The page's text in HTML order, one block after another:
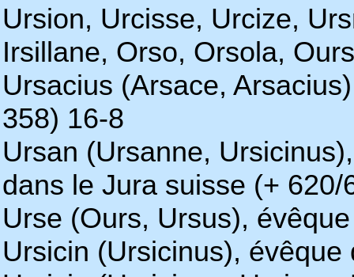
Ursion, Urcisse, Urcize,
Irsillane, Orso, Orsola,
Ursacius (Arsace,
358) 16-8
Ursan (Ursanne,
dans le Jura suisse (+ 620/
Urse (Ours, Ursus),
Ursicin (Ursicinus),